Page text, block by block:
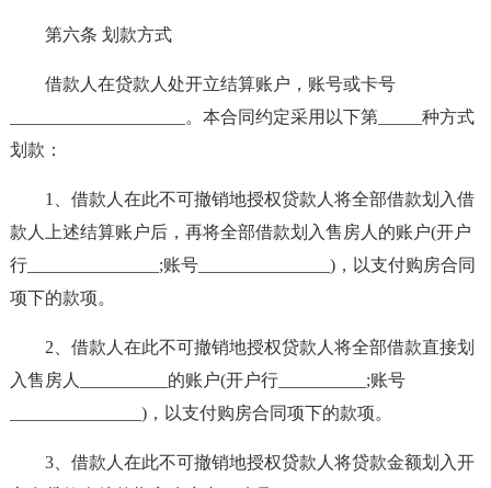
第六条 划款方式
借款人在贷款人处开立结算账户，账号或卡号
____________________。本合同约定采用以下第_____种方式
划款：
1、借款人在此不可撤销地授权贷款人将全部借款划入借
款人上述结算账户后，再将全部借款划入售房人的账户(开户
行_______________;账号_______________)，以支付购房合同
项下的款项。
2、借款人在此不可撤销地授权贷款人将全部借款直接划
入售房人__________的账户(开户行__________;账号
_______________)，以支付购房合同项下的款项。
3、借款人在此不可撤销地授权贷款人将贷款金额划入开